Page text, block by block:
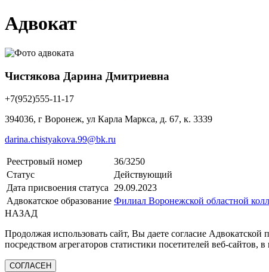
Адвокат
Чистякова Дарина Дмитриевна
+7(952)555-11-17
394036, г Воронеж, ул Карла Маркса, д. 67, к. 3339
darina.chistyakova.99@bk.ru
Реестровый номер
36/3250
Статус
Действующий
Дата присвоения статуса
29.09.2023
Адвокатское образование Филиал Воронежской областной
НАЗАД
Продолжая использовать сайт, Вы даете согласие
посредством агрегаторов статистики посетителей веб-сайтов,
СОГЛАСЕН